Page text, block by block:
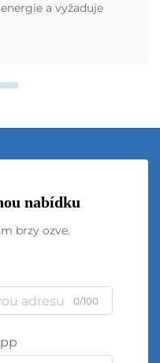
a vyžaduje
nabídku
brzy ozve.
0/100